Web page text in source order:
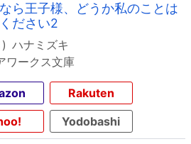
ら王子様、どうか私のことは
ださい2
ハナミズキ
ワークス文庫
Rakuten
Yodobashi